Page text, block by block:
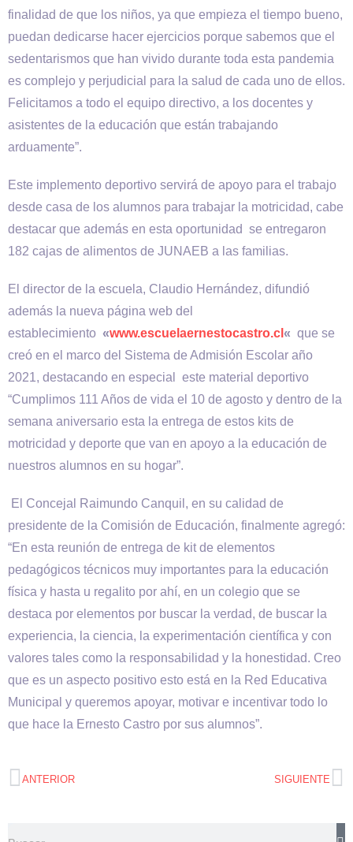
finalidad de que los niños, ya que empieza el tiempo bueno,
puedan dedicarse hacer ejercicios porque sabemos que el
sedentarismos que han vivido durante toda esta pandemia
es complejo y perjudicial para la salud de cada uno de ellos.
Felicitamos a todo el equipo directivo, a los docentes y
asistentes de la educación que están trabajando
arduamente”.
Este implemento deportivo servirá de apoyo para el trabajo
desde casa de los alumnos para trabajar la motricidad, cabe
destacar que además en esta oportunidad se entregaron
182 cajas de alimentos de JUNAEB a las familias.
El director de la escuela, Claudio Hernández, difundió
además la nueva página web del
establecimiento «www.escuelaernestocastro.cl « que se
creó en el marco del Sistema de Admisión Escolar año
2021, destacando en especial este material deportivo
“Cumplimos 111 Años de vida el 10 de agosto y dentro de la
semana aniversario esta la entrega de estos kits de
motricidad y deporte que van en apoyo a la educación de
nuestros alumnos en su hogar”.
El Concejal Raimundo Canquil, en su calidad de
presidente de la Comisión de Educación, finalmente agregó:
“En esta reunión de entrega de kit de elementos
pedagógicos técnicos muy importantes para la educación
física y hasta u regalito por ahí, en un colegio que se
destaca por elementos por buscar la verdad, de buscar la
experiencia, la ciencia, la experimentación científica y con
valores tales como la responsabilidad y la honestidad. Creo
que es un aspecto positivo esto está en la Red Educativa
Municipal y queremos apoyar, motivar e incentivar todo lo
que hace la Ernesto Castro por sus alumnos”.
ANTERIOR SIGUIENTE